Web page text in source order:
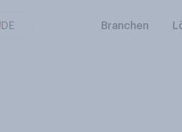
DE Branchen